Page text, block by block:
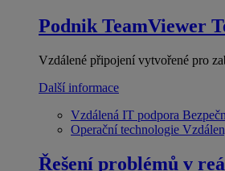
Podnik TeamViewer
Vzdálené připojení vytvořené pro
Další informace
Vzdálená IT podpora
Operační technologie
Řešení problémů v